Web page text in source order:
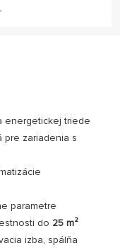
energetickej triede
pre zariadenia s
parametre
do 25 m²
izba, spálňa